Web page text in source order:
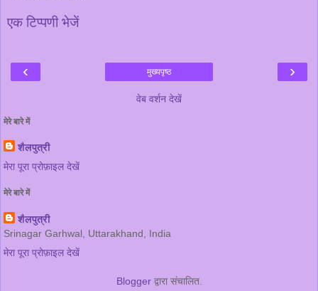
एक टिप्पणी भेजें
‹ ›
मुख्यपृष्ठ
वेब वर्शन देखें
मेरे बारे में
शैलपुत्री
मेरा पूरा प्रोफ़ाइल देखें
मेरे बारे में
शैलपुत्री
Srinagar Garhwal, Uttarakhand, India
मेरा पूरा प्रोफ़ाइल देखें
Bloggerद्वारा संचालित.